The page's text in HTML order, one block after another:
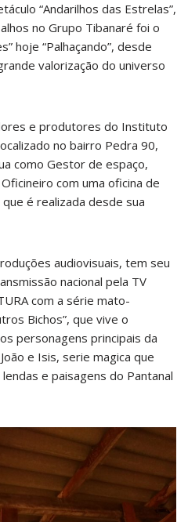
“Andarilhos das Estrelas”,
no Grupo Tibanaré foi o
hoje “Palhaçando”, desde
valorização do universo
e produtores do Instituto
no bairro Pedra 90,
como Gestor de espaço,
com uma oficina de
é realizada desde sua
audiovisuais, tem seu
nacional pela TV
com a série mato-
Bichos”, que vive o
personagens principais da
e Isis, serie magica que
e paisagens do Pantanal